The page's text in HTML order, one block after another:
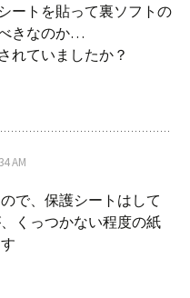
ートを貼って裏ソフトの
きなのか…
れていましたか？
AM
で、保護シートはして
くっつかない程度の紙